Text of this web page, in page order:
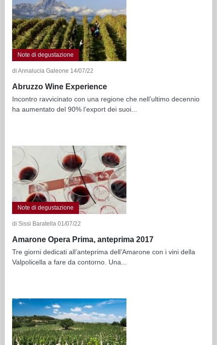
Note di degustazione
di Annalucia Galeone 14/07/22
Abruzzo Wine Experience
Incontro ravvicinato con una regione che nell’ultimo decennio
ha aumentato del 90% l’export dei suoi...
Note di degustazione
di Sissi Baratella 01/07/22
Amarone Opera Prima, anteprima 2017
Tre giorni dedicati all’anteprima dell’Amarone con i vini della
Valpolicella a fare da contorno. Una...